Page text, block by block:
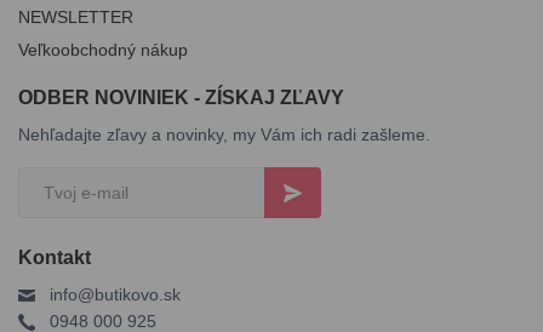
NEWSLETTER
Veľkoobchodný nákup
ODBER NOVINIEK - ZÍSKAJ ZĽAVY
Nehľadajte zľavy a novinky, my Vám ich radi zašleme.
Kontakt
info@butikovo.sk
0948 000 925